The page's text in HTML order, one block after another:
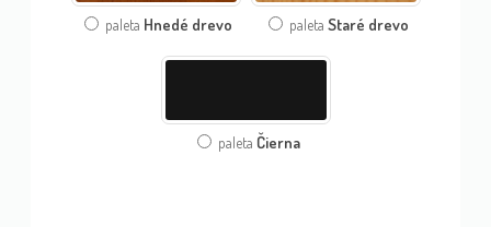
paleta Hnedé drevo paleta Staré drevo
paleta Čierna